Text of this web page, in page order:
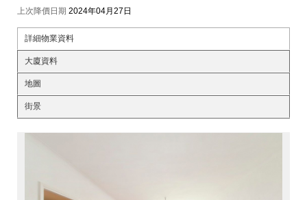
上次降價日期 2024年04月27日
詳細物業資料
大廈資料
地圖
街景